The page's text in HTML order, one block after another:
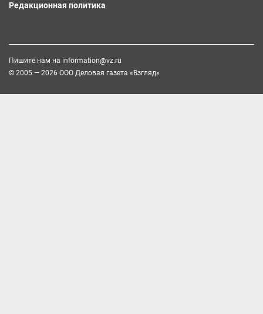
Редакционная политика
Пишите нам на information@vz.ru
© 2005 — 2026 ООО Деловая газета «Взгляд»